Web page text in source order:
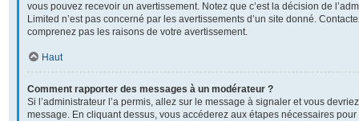
vous pouvez recevoir un avertissement. Notez que c’est la décision de
Limited n’est pas concerné par les avertissements d’un site donné.
comprenez pas les raisons de votre avertissement.
Haut
Comment rapporter des messages à un modérateur ?
Si l’administrateur l’a permis, allez sur le message à signaler et vous
message. En cliquant dessus, vous accéderez aux étapes nécessaires pour